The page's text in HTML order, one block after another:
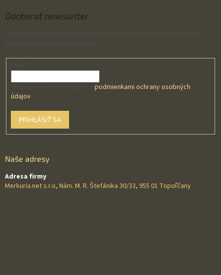
Odoberať newsletter
podmienkami ochrany osobných
údajov
PRIHLÁSIŤ SA
Naše adresy
Adresa firmy
Merkuria.net s.r.o, Nám. M. R. Štefánika 30/33, 955 01 Topoľčany